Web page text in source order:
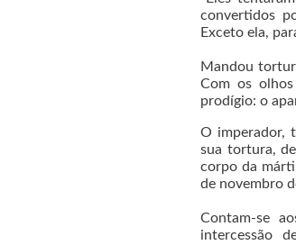
convertidos
Exceto ela,
Mandou
Com os
prodígio: o
O imperador,
sua tortura,
corpo da
de novembro
Contam-se
intercessão